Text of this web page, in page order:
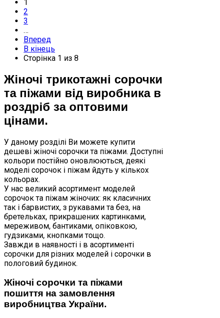
1
2
3
…
Вперед
В кінець
Сторінка 1 из 8
Жіночі трикотажні сорочки
та піжами від виробника в
роздріб за оптовими
цінами.
У даному розділі Ви можете купити
дешеві жіночі сорочки та піжами. Доступні
кольори постійно оновлюються, деякі
моделі сорочок і піжам йдуть у кількох
кольорах.
У нас великий асортимент моделей
сорочок та піжам жіночих: як класичних
так і барвистих, з рукавами та без, на
бретельках, прикрашених картинками,
мереживом, бантиками, опіковкою,
гудзиками, кнопками тощо.
Завжди в наявності і в асортименті
сорочки для різних моделей і сорочки в
пологовий будинок.
Жіночі сорочки та піжами
пошиття на замовлення
виробництва України.